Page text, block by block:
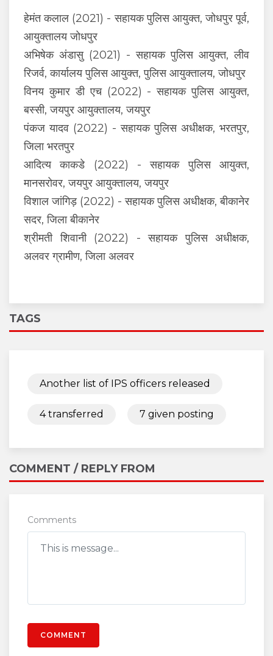
हेमंत कलाल (2021) - सहायक पुलिस आयुक्त, जोधपुर पूर्व,
आयुक्तालय जोधपुर
अभिषेक अंडासु (2021) - सहायक पुलिस आयुक्त, लीव
रिजर्व, कार्यालय पुलिस आयुक्त, पुलिस आयुक्तालय, जोधपुर
विनय कुमार डी एच (2022) - सहायक पुलिस आयुक्त,
बस्सी, जयपुर आयुक्तालय, जयपुर
पंकज यादव (2022) - सहायक पुलिस अधीक्षक, भरतपुर,
जिला भरतपुर
आदित्य काकडे (2022) - सहायक पुलिस आयुक्त,
मानसरोवर, जयपुर आयुक्तालय, जयपुर
विशाल जांगिड़ (2022) - सहायक पुलिस अधीक्षक, बीकानेर
सदर, जिला बीकानेर
श्रीमती शिवानी (2022) - सहायक पुलिस अधीक्षक,
अलवर ग्रामीण, जिला अलवर
TAGS
Another list of IPS officers released
4 transferred 7 given posting
COMMENT / REPLY FROM
Comments
COMMENT